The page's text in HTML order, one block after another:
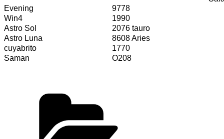
Evening
9778
Win4
1990
Astro Sol
2076 tauro
Astro Luna
8608 Aries
cuyabrito
1770
Saman
O208